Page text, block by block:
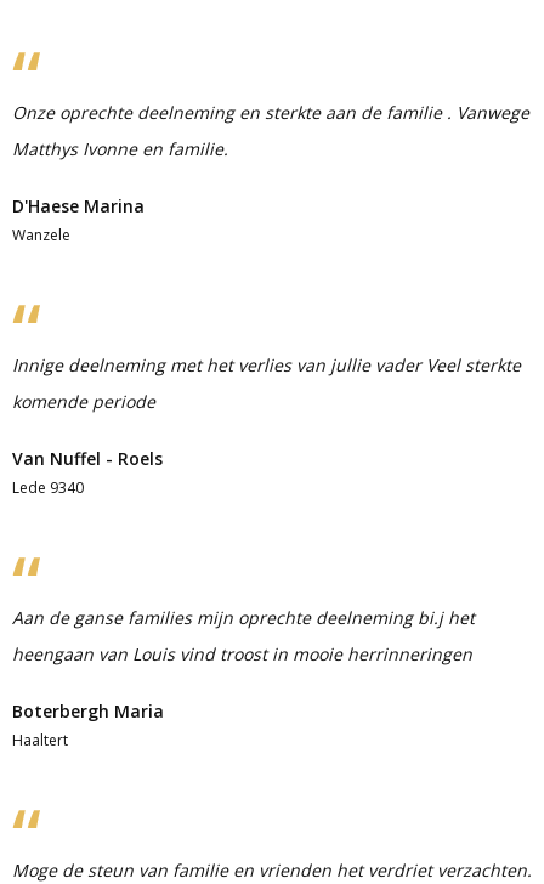
Onze oprechte deelneming en sterkte aan de familie . Vanwege
Matthys Ivonne en familie.
D'Haese Marina
Wanzele
Innige deelneming met het verlies van jullie vader Veel sterkte
komende periode
Van Nuffel - Roels
Lede 9340
Aan de ganse families mijn oprechte deelneming bi.j het
heengaan van Louis vind troost in mooie herrinneringen
Boterbergh Maria
Haaltert
Moge de steun van familie en vrienden het verdriet verzachten.